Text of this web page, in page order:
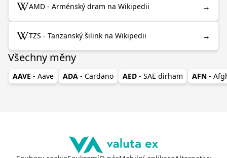
AMD - Arménský dram na Wikipedii →
TZS - Tanzanský šilink na Wikipedii →
Všechny měny
AAVE - Aave ADA - Cardano AED - SAE dirham AFN -